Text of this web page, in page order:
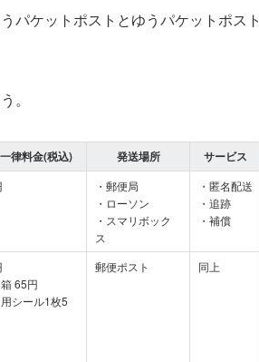
パケットポストとゆうパケットポスト
。
律料金(税込) 発送場所
サービス
・郵便局
・ローソン
・スマリボック
ス
・匿名配送
・追跡
・補償
65円
シール1枚5
郵便ポスト 同上